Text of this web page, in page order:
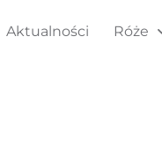
Aktualności Róże